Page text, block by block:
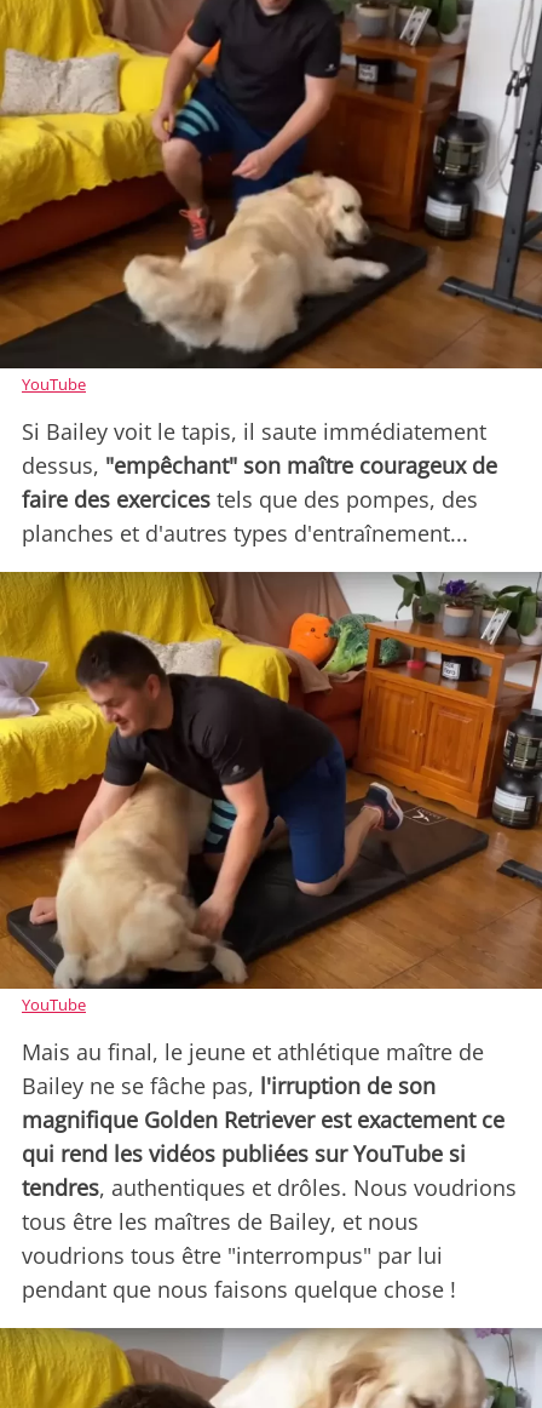
YouTube
Si Bailey voit le tapis, il saute immédiatement
dessus, "empêchant" son maître courageux de
faire des exercices tels que des pompes, des
planches et d'autres types d'entraînement...
YouTube
Mais au final, le jeune et athlétique maître de
Bailey ne se fâche pas, l'irruption de son
magnifique Golden Retriever est exactement ce
qui rend les vidéos publiées sur YouTube si
tendres, authentiques et drôles. Nous voudrions
tous être les maîtres de Bailey, et nous
voudrions tous être "interrompus" par lui
pendant que nous faisons quelque chose !